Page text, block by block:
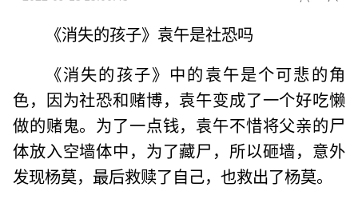
《消失的孩子》袁午是社恐吗
《消失的孩子》中的袁午是个可悲的角
色，因为社恐和赌博，袁午变成了一个好吃懒
做的赌鬼。为了一点钱，袁午不惜将父亲的尸
体放入空墙体中，为了藏尸，所以砸墙，意外
发现杨莫，最后救赎了自己，也救出了杨莫。